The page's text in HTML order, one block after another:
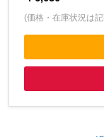
(価格・在庫状況は